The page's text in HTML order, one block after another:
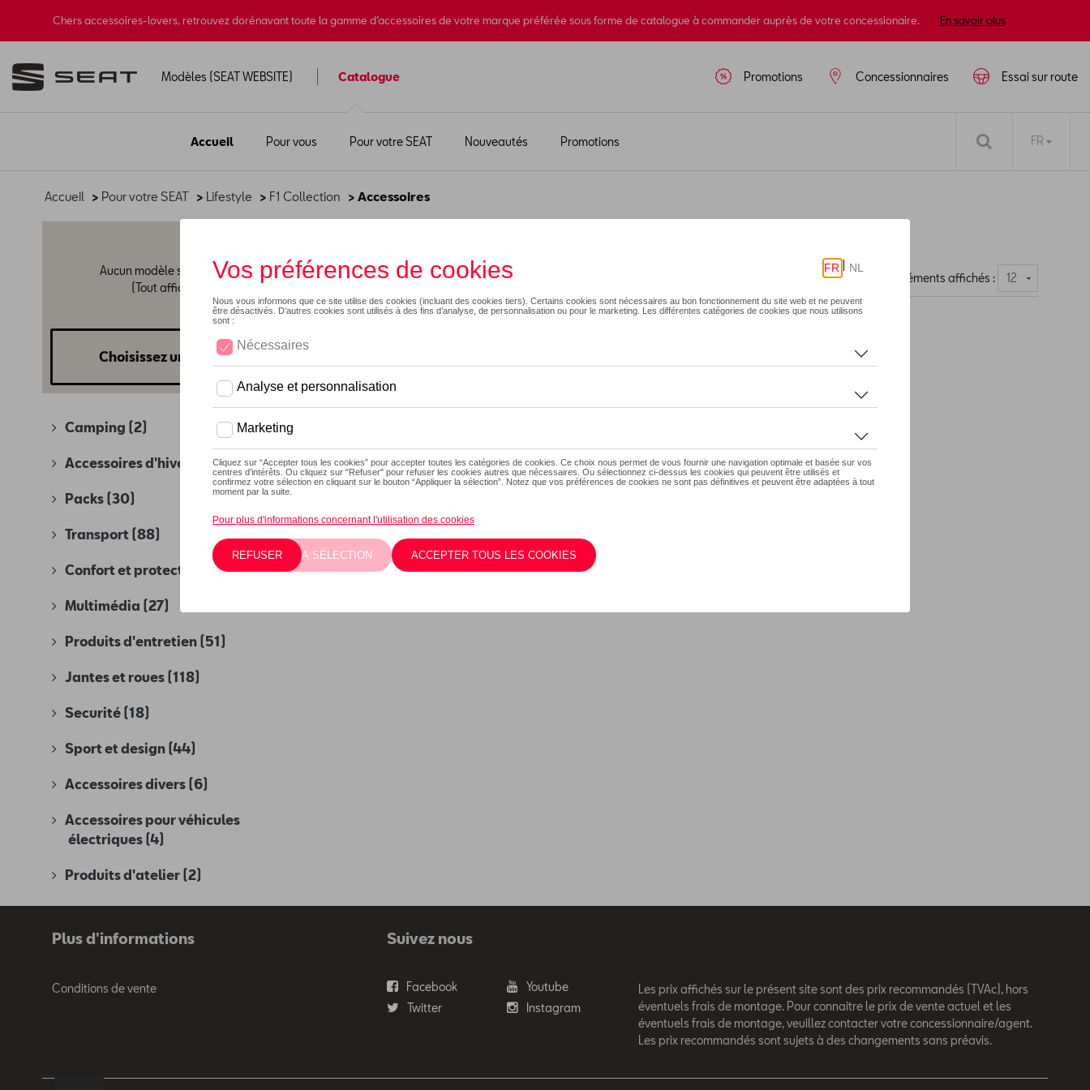
Chers accessoires-lovers, retrouvez dorénavant toute la gamme d’accessoires de votre marque préférée sous forme de catalogue à commander auprès de votre concessionaire. En savoir plus
Modèles (SEAT WEBSITE) Catalogue
Accueil Pour vous Pour votre SEAT Nouveautés Promotions
Essai sur route
Concessionnaires
Promotions
FR
Accueil > Pour votre SEAT > Lifestyle > F1 Collection > Accessoires
Aucun modèle sélectionné
(Tout afficher)
Choisissez un modèle
Camping (2)
Accessoires d'hiver
Packs (30)
Transport (88)
Confort et protection (280)
Multimédia (27)
Produits d'entretien (51)
Jantes et roues (118)
Securité (18)
Sport et design (44)
Accessoires divers (6)
Accessoires pour véhicules
électriques (4)
Produits d'atelier (2)
Nombre d'éléments affichés :
Plus d'informations
Conditions de vente
Suivez nous
Facebook
Youtube
Twitter
Instagram
Les prix affichés sur le présent site sont des prix recommandés (TVAc), hors
éventuels frais de montage. Pour connaitre le prix de vente actuel et les
éventuels frais de montage, veuillez contacter votre concessionnaire/agent.
Les prix recommandés sont sujets à des changements sans préavis.